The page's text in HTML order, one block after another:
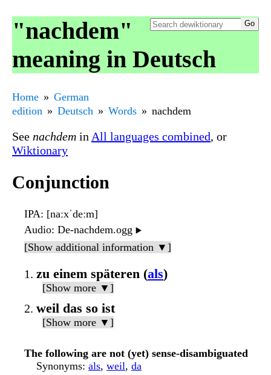
"nachdem"
meaning in Deutsch
Home
German
edition
Deutsch Words nachdem
See nachdem in All languages combined, or
Wiktionary
Conjunction
IPA: [naːxˈdeːm]
Audio: De-nachdem.ogg ▶️
[Show additional information ▼]
zu einem späteren (als)
[Show more ▼]
weil das so ist
[Show more ▼]
The following are not (yet) sense-disambiguated
Synonyms: als, weil, da